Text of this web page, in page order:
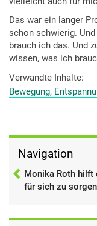
Das war ein langer
schon schwierig.
brauch ich das. Und
wissen, was ich
Verwandte Inhalte
Bewegung,
Navigation
Monika Roth
für sich zu